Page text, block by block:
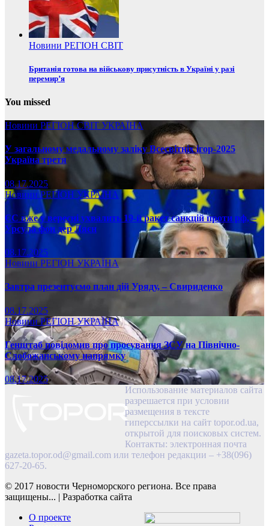
Новини РЕГІОН СВІТ
Британія готова на військову присутність в Україні у разі
перемир’я
You missed
Новини РЕГІОНСВІТ УКРАЇНА
У загальному медальному заліку Всесвітніх ігор-2025
Україна третя
08.17.2025
НовиниРЕГІОН УКРАЇНА
ЄС вже у вересні ухвалить 19-й ракет санкцій проти рф, –
Урсула фон дер Ляєн
08.17.2025
Новини РЕГІОН УКРАЇНА
Завтра презентуємо план дій Уряду, – Свириденко
08.17.2025
НовиниРЕГІОНУКРАЇНА
Генштаб повідомив про просування ЗСУ на Північно-
Слобожанському напрямку
08.17.2025
Использование материалов сайта
разрешается при условии
размещения в тексте
гиперссылки на сайт topor.od.ua,
открытой для поисковых систем.
Контакты: электронная почта
gazeta.topor.od@gmail.com или телефон редакции – +38(096)
627-20-65.
© 2017 новости Черноморского региона. Все права
защищены... | Разработка сайта
О проекте